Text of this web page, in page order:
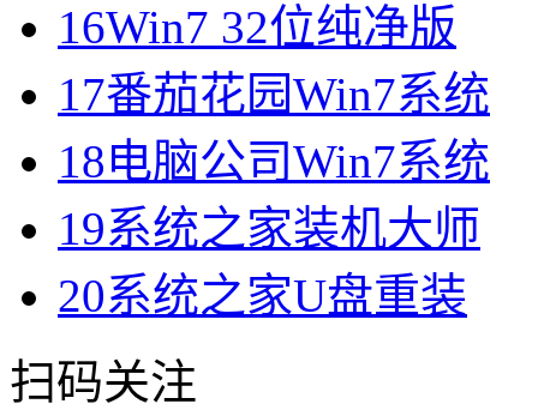
16Win7 32位纯净版
17番茄花园Win7系统
18电脑公司Win7系统
19系统之家装机大师
20系统之家U盘重装
扫码关注